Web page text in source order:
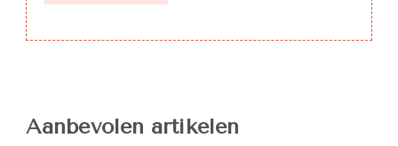
Aanbevolen artikelen